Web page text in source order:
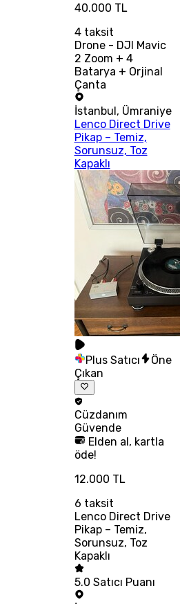
40.000 TL
4taksit
Drone - DJI Mavic
2 Zoom + 4
Batarya + Orjinal
Çanta
İstanbul, Ümraniye
Lenco Direct Drive
Pikap – Temiz,
Sorunsuz, Toz
Kapaklı
Plus Satıcı
Öne
Çıkan
Cüzdanım
Güvende
Elden al, kartla
öde!
12.000 TL
6 taksit
Lenco Direct Drive
Pikap – Temiz,
Sorunsuz, Toz
Kapaklı
5.0 Satıcı Puanı